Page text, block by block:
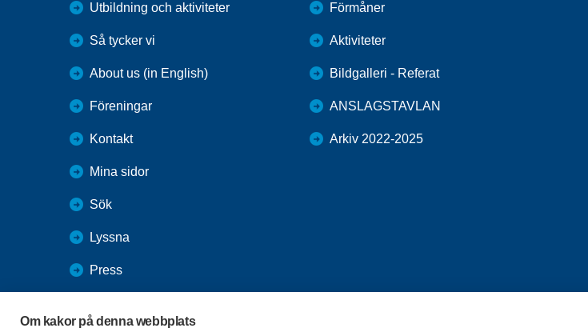
Om kakor på denna webbplats
Utbildning och aktiviteter
Så tycker vi
About us (in English)
Föreningar
Kontakt
Mina sidor
Sök
Lyssna
Press
Förmåner
Aktiviteter
Bildgalleri - Referat
ANSLAGSTAVLAN
Arkiv 2022-2025